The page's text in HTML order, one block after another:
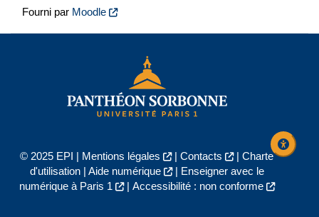
Fourni par Moodle
© 2025 EPI | Mentions légales | Contacts | Charte
d'utilisation| Aide numérique |
Enseigner avec le
numérique à Paris 1
| Accessibilité : non conforme